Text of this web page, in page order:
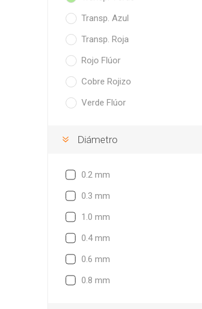
Transp. Azul
Transp. Roja
Rojo Flúor
Cobre Rojizo
Verde Flúor
Diámetro
0.2 mm
0.3 mm
1.0 mm
0.4 mm
0.6 mm
0.8 mm